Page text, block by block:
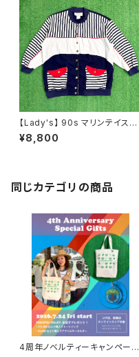
【Lady's】 90s マリンテイスト
ライト ジャケット / 90年代 古着
レディース 1661
¥8,800
同じカテゴリの商品
4周年ノベルティーキャンペーン